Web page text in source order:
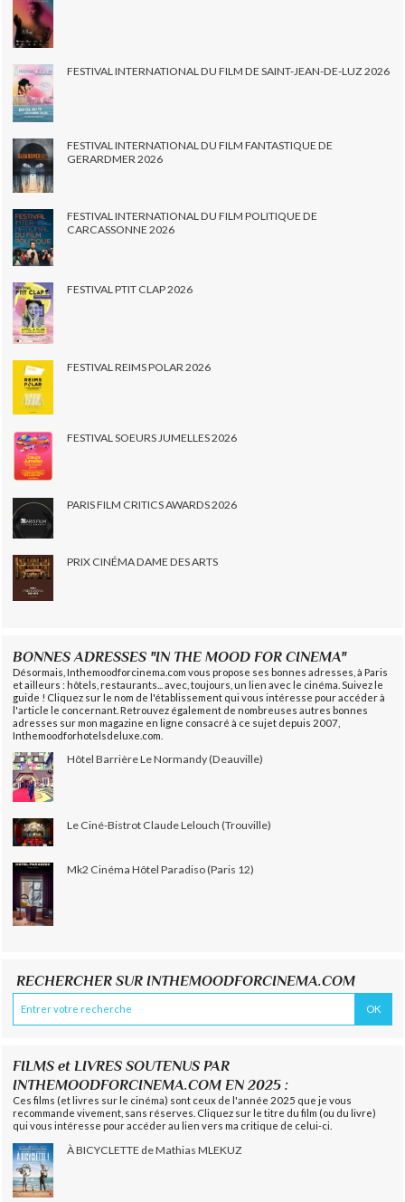
FESTIVAL INTERNATIONAL DU FILM DE SAINT-JEAN-DE-LUZ 2026
FESTIVAL INTERNATIONAL DU FILM FANTASTIQUE DE
GERARDMER 2026
FESTIVAL INTERNATIONAL DU FILM POLITIQUE DE
CARCASSONNE 2026
FESTIVAL PTIT CLAP 2026
FESTIVAL REIMS POLAR 2026
FESTIVAL SOEURS JUMELLES 2026
PARIS FILM CRITICS AWARDS 2026
PRIX CINÉMA DAME DES ARTS
BONNES ADRESSES "IN THE MOOD FOR CINEMA"
Désormais, Inthemoodforcinema.com vous propose ses bonnes adresses, à Paris
et ailleurs : hôtels, restaurants... avec, toujours, un lien avec le cinéma. Suivez le
guide ! Cliquez sur le nom de l'établissement qui vous intéresse pour accéder à
l'article le concernant. Retrouvez également de nombreuses autres bonnes
adresses sur mon magazine en ligne consacré à ce sujet depuis 2007,
Inthemoodforhotelsdeluxe.com.
Hôtel Barrière Le Normandy (Deauville)
Le Ciné-Bistrot Claude Lelouch (Trouville)
Mk2 Cinéma Hôtel Paradiso (Paris 12)
RECHERCHER SUR INTHEMOODFORCINEMA.COM
FILMS et LIVRES SOUTENUS PAR
INTHEMOODFORCINEMA.COM EN 2025 :
Ces films (et livres sur le cinéma) sont ceux de l'année 2025 que je vous
recommande vivement, sans réserves. Cliquez sur le titre du film (ou du livre)
qui vous intéresse pour accéder au lien vers ma critique de celui-ci.
À BICYCLETTE de Mathias MLEKUZ